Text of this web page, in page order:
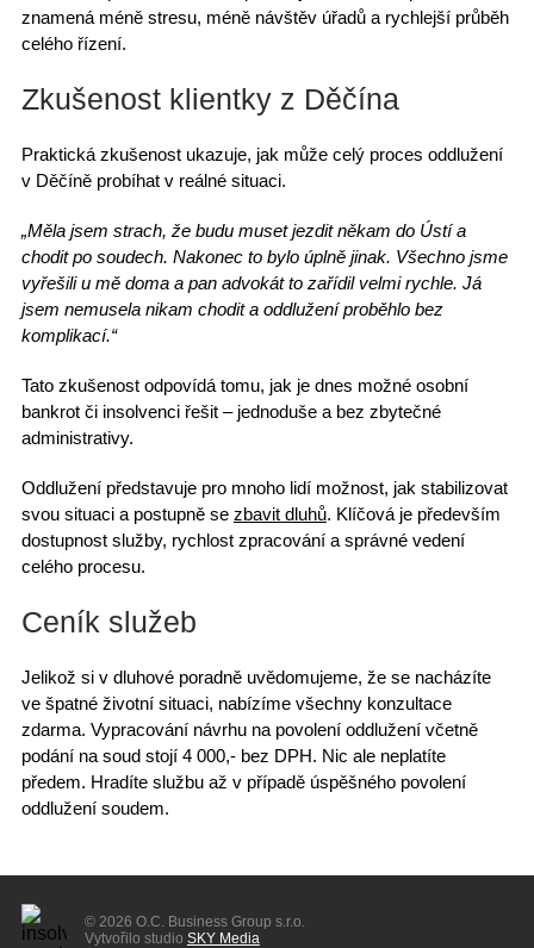
znamená méně stresu, méně návštěv úřadů arychlejší průběh
celého řízení.
Zkušenost klientky z Děčína
Praktická zkušenost ukazuje, jak může celý proces oddlužení
v Děčíněprobíhat v reálné situaci.
„Měla jsem strach, že budu muset jezdit někam do Ústí a
chodit po soudech. Nakonec to bylo úplně jinak. Všechno jsme
vyřešili u mě doma a pan advokát to zařídil velmi rychle. Já
jsem nemusela nikam chodit a oddlužení proběhlo bez
komplikací.“
Tato zkušenost odpovídá tomu, jak je dnes možné osobní
bankrot či insolvenciřešit – jednoduše a bez zbytečné
administrativy.
Oddlužení představujepro mnoho lidí možnost, jak stabilizovat
svou situaci a postupně se zbavit dluhů. Klíčová je především
dostupnost služby, rychlostzpracování a správné vedení
celého procesu.
Ceník služeb
Jelikož si v dluhové poradně uvědomujeme, že se nacházíte
ve špatné životní situaci, nabízíme všechny konzultace
zdarma. Vypracování návrhu na povolení oddlužení včetně
podánína soud stojí 4 000,- bez DPH. Nic ale neplatíte
předem. Hradíte službu až v případě úspěšného povolení
oddluženísoudem.
© 2026 O.C. Business Group s.r.o.
Vytvořilo studio SKY Media